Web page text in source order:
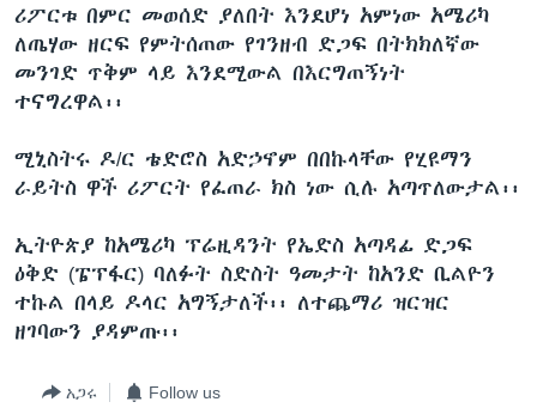
ሪፖርቱ በምር መወሰድ ያለበት እንደሆነ አምነው አሜሪካ
ለጤሃው ዘርፍ የምትሰጠው የገንዘብ ድጋፍ በትክክለኛው
መንገድ ጥቅም ላይ እንደሚውል በእርግጠኝነት
ተናግረዋል፡፡
ሚኒስትሩ ዶ/ር ቴድሮስ አድኃኖም በበኩላቸው የሂዩማን
ራይትስ ዋች ሪፖርት የፈጠራ ክስ ነው ሲሉ አጣጥለውታል፡፡
ኢትዮጵያ ከአሜሪካ ፕሬዚዳንት የኤድስ አጣዳፊ ድጋፍ
ዕቅድ (ፔፕፋር) ባለፉት ስድስት ዓመታት ከአንድ ቢልዮን
ተኩል በላይ ዶላር አግኝታለች፡፡ ለተጨማሪ ዝርዝር
ዘገባውን ያዳምጡ፡፡
አጋሩ Follow us